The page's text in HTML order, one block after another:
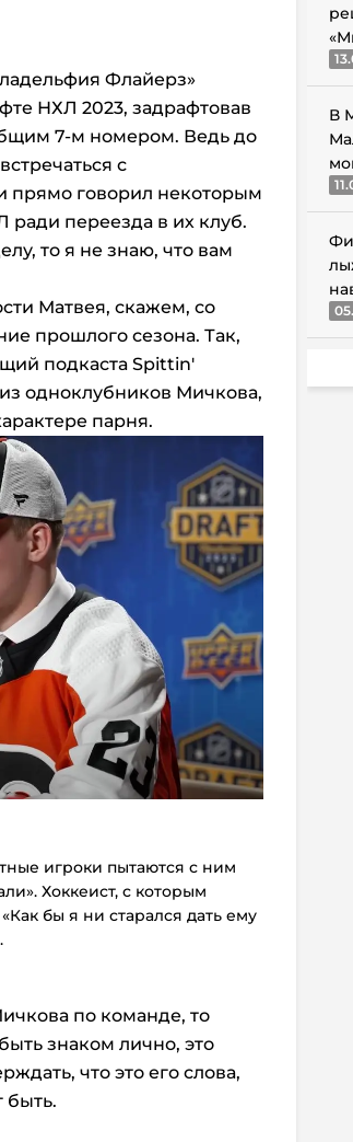
Флайерз»
НХЛ 2023, задрафтовав
7-м номером. Ведь до
с
прямо говорил некоторым
ради переезда в их клуб.
то я не знаю, что вам
Матвея, скажем, со
прошлого сезона. Так,
подкаста Spittin'
одноклубников Мичкова,
парня.
игроки пытаются с ним
Хоккеист, с которым
бы я ни старался дать ему
по команде, то
знаком лично, это
что это его слова,
быть.
В